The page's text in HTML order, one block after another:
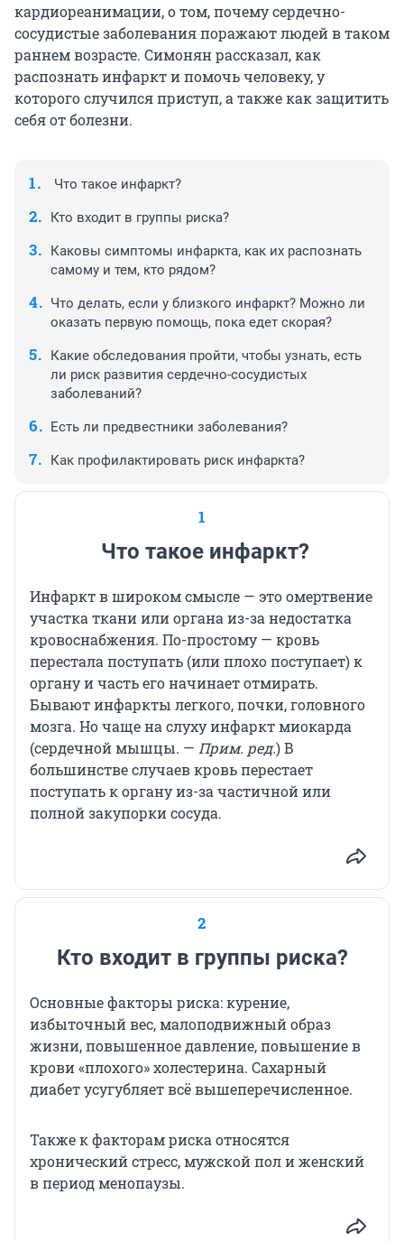
кардиореанимации, о том, почему сердечно-
сосудистые заболевания поражают людей в таком
раннем возрасте. Симонян рассказал, как
распознать инфаркт и помочь человеку, у
которого случился приступ, а также как защитить
себя от болезни.
Что такое инфаркт?
Кто входит в группы риска?
Каковы симптомы инфаркта, как их распознать
самому и тем, кто рядом?
Что делать, если у близкого инфаркт? Можно ли
оказать первую помощь, пока едет скорая?
Какие обследования пройти, чтобы узнать, есть
ли риск развития сердечно-сосудистых
заболеваний?
Есть ли предвестники заболевания?
Как профилактировать риск инфаркта?
1
Что такое инфаркт?
Инфаркт в широком смысле — это омертвение
участка ткани или органа из-за недостатка
кровоснабжения. По-простому — кровь
перестала поступать (или плохо поступает) к
органу и часть его начинает отмирать.
Бывают инфаркты легкого, почки, головного
мозга. Но чаще на слуху инфаркт миокарда
(сердечной мышцы. — Прим. ред.) В
большинстве случаев кровь перестает
поступать к органу из-за частичной или
полной закупорки сосуда.
2
Кто входит в группы риска?
Основные факторы риска: курение,
избыточный вес, малоподвижный образ
жизни, повышенное давление, повышение в
крови «плохого» холестерина. Сахарный
диабет усугубляет всё вышеперечисленное.
Также к факторам риска относятся
хронический стресс, мужской пол и женский
в период менопаузы.